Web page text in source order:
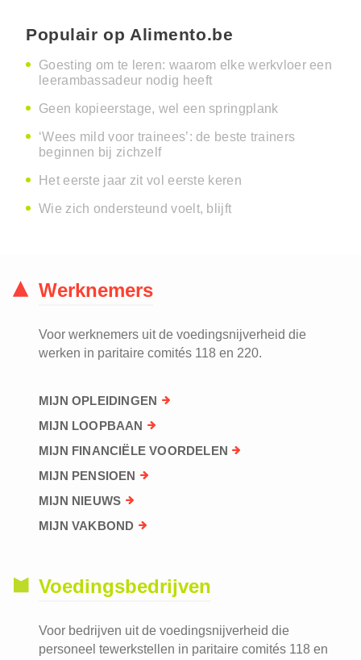
Populair op Alimento.be
Goesting om te leren: waarom elke werkvloer een
leerambassadeur nodig heeft
Geen kopieerstage, wel een springplank
‘Wees mild voor trainees’: de beste trainers
beginnen bij zichzelf
Het eerste jaar zit vol eerste keren
Wie zich ondersteund voelt, blijft
Werknemers
Voor werknemers uit de voedingsnijverheid die
werken in paritaire comités 118 en 220.
MIJN OPLEIDINGEN
MIJN LOOPBAAN
MIJN FINANCIËLE VOORDELEN
MIJN PENSIOEN
MIJN NIEUWS
MIJN VAKBOND
Voedingsbedrijven
Voor bedrijven uit de voedingsnijverheid die
personeel tewerkstellen in paritaire comités 118 en